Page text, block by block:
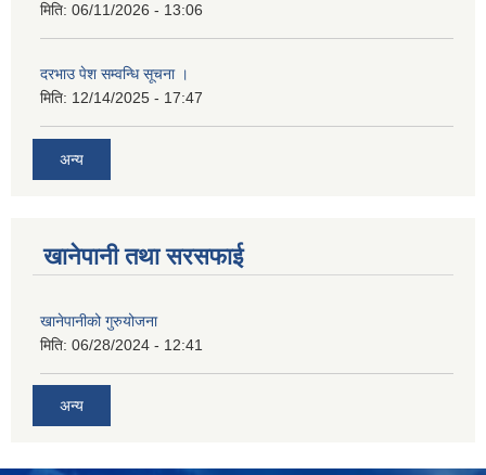
मिति: 06/11/2026 - 13:06
दरभाउ पेश सम्वन्धि सूचना ।
मिति: 12/14/2025 - 17:47
अन्य
खानेपानी तथा सरसफाई
खानेपानीको गुरुयोजना
मिति: 06/28/2024 - 12:41
अन्य